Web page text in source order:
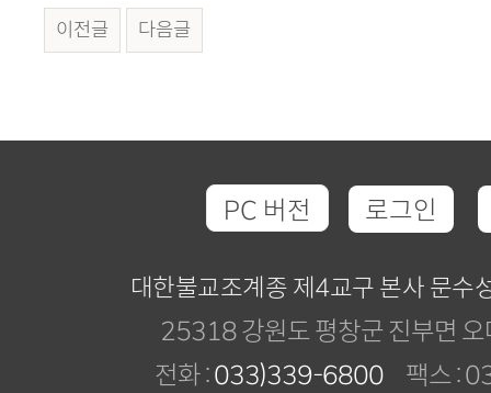
이전글 다음글
PC 버전 로그인
대한불교조계종 제4교구 본사 문수
25318 강원도 평창군 진부면
전화 :033)339-6800 팩스 :